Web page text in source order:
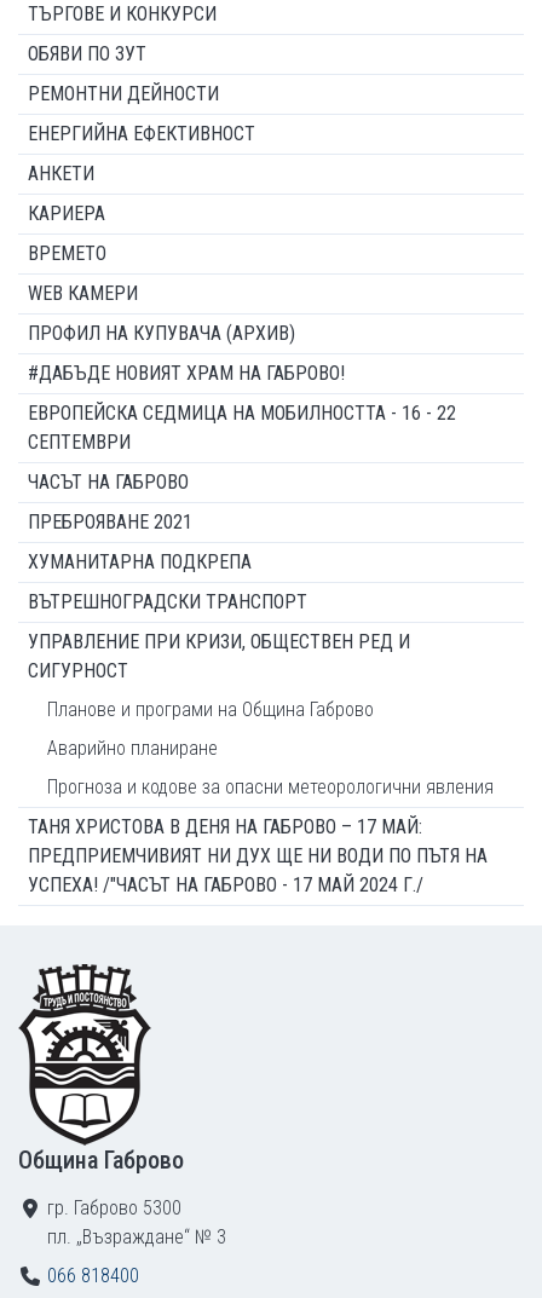
ТЪРГОВЕ И КОНКУРСИ
ОБЯВИ ПО ЗУТ
РЕМОНТНИ ДЕЙНОСТИ
ЕНЕРГИЙНА ЕФЕКТИВНОСТ
АНКЕТИ
КАРИЕРА
ВРЕМЕТО
WEB КАМЕРИ
ПРОФИЛ НА КУПУВАЧА (АРХИВ)
#ДАБЪДЕ НОВИЯТ ХРАМ НА ГАБРОВО!
ЕВРОПЕЙСКА СЕДМИЦА НА МОБИЛНОСТТА - 16 - 22
СЕПТЕМВРИ
ЧАСЪТ НА ГАБРОВО
ПРЕБРОЯВАНЕ 2021
ХУМАНИТАРНА ПОДКРЕПА
ВЪТРЕШНОГРАДСКИ ТРАНСПОРТ
УПРАВЛЕНИЕ ПРИ КРИЗИ, ОБЩЕСТВЕН РЕД И
СИГУРНОСТ
Планове и програми на Община Габрово
Аварийно планиране
Прогноза и кодове за опасни метеорологични явления
ТАНЯ ХРИСТОВА В ДЕНЯ НА ГАБРОВО – 17 МАЙ:
ПРЕДПРИЕМЧИВИЯТ НИ ДУХ ЩЕ НИ ВОДИ ПО ПЪТЯ НА
УСПЕХА! /"ЧАСЪТ НА ГАБРОВО - 17 МАЙ 2024 Г./
Footer
Община Габрово
гр. Габрово 5300
пл. „Възраждане“ № 3
066 818400